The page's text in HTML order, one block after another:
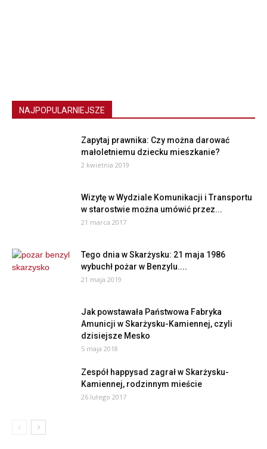
NAJPOPULARNIEJSZE
Zapytaj prawnika: Czy można darować
małoletniemu dziecku mieszkanie?
2 kwietnia 2019
Wizytę w Wydziale Komunikacji i Transportu
w starostwie można umówić przez...
21 marca 2017
Tego dnia w Skarżysku: 21 maja 1986
wybuchł pożar w Benzylu....
21 maja 2019
Jak powstawała Państwowa Fabryka
Amunicji w Skarżysku-Kamiennej, czyli
dzisiejsze Mesko
5 maja 2018
Zespół happysad zagrał w Skarżysku-
Kamiennej, rodzinnym mieście
26 lutego 2017